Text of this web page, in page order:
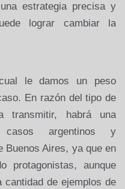
estrategia precisa y
lograr cambiar la
le damos un peso
En razón del tipo de
transmitir, habrá una
casos argentinos y
Buenos Aires, ya que en
protagonistas, aunque
cantidad de ejemplos de